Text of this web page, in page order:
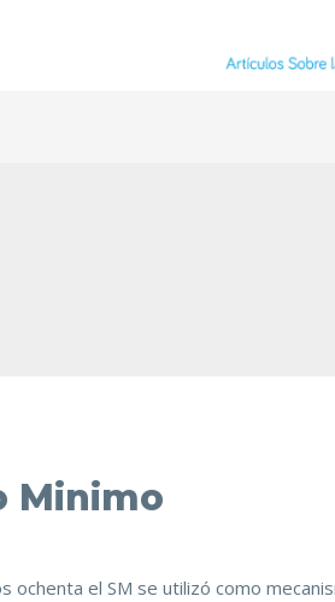
Minimo
ochenta el SM se utilizó como